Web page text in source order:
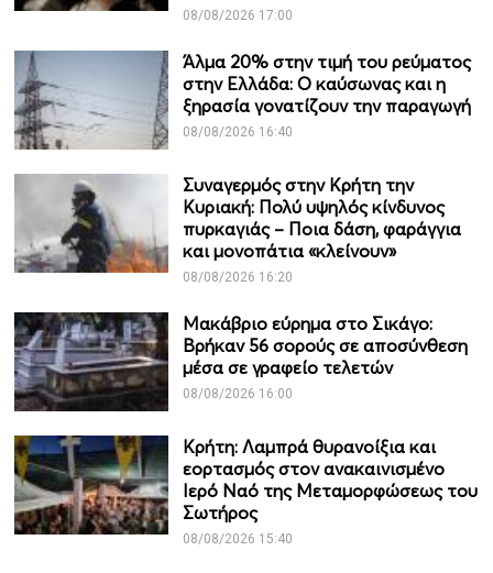
08/08/2026 17:00
Άλμα 20% στην τιμή του ρεύματος
στην Ελλάδα: Ο καύσωνας και η
ξηρασία γονατίζουν την παραγωγή
08/08/2026 16:40
Συναγερμός στην Κρήτη την
Κυριακή: Πολύ υψηλός κίνδυνος
πυρκαγιάς – Ποια δάση, φαράγγια
και μονοπάτια «κλείνουν»
08/08/2026 16:20
Μακάβριο εύρημα στο Σικάγο:
Βρήκαν 56 σορούς σε αποσύνθεση
μέσα σε γραφείο τελετών
08/08/2026 16:00
Κρήτη: Λαμπρά θυρανοίξια και
εορτασμός στον ανακαινισμένο
Ιερό Ναό της Μεταμορφώσεως του
Σωτήρος
08/08/2026 15:40